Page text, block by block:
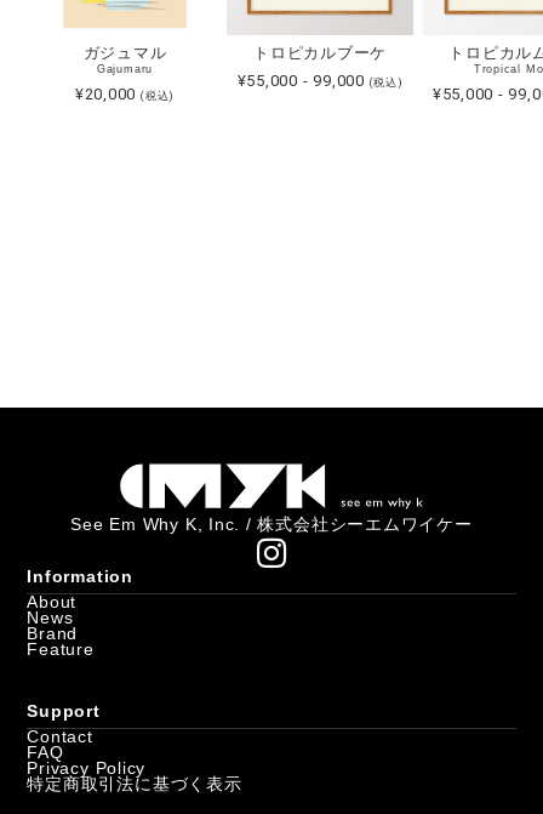
ガジュマル
Gajumaru
¥20,000(税込)
トロピカルブーケ
¥55,000 - 99,000 (税込)
トロピカル
Tropical
¥55,000 -
See Em Why K, Inc. / 株式会社シーエムワイケー
Information
About
News
Brand
Feature
Support
Contact
FAQ
Privacy Policy
特定商取引法に基づく表示